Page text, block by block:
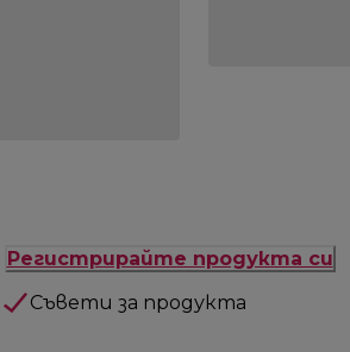
Регистрирайте продукта си
Съвети за продукта